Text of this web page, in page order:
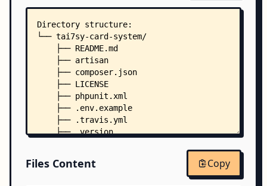
Directory structure:
└── tai7sy-card-system/
    ├── README.md
    ├── artisan
    ├── composer.json
    ├── LICENSE
    ├── phpunit.xml
    ├── .env.example
    ├── .travis.yml
    ├── .version
    │   ├── CardOrder.php
Files Content Copy